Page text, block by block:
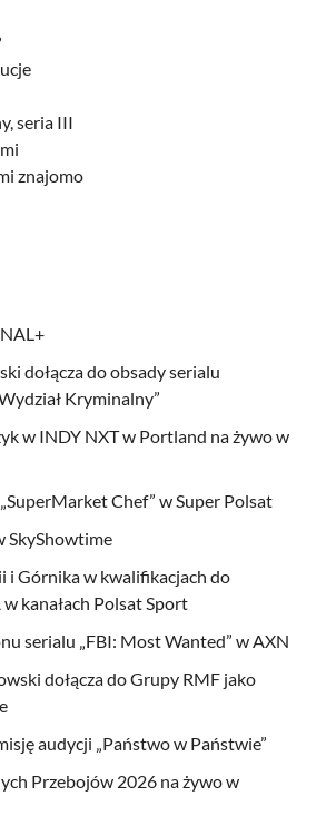
seria III
znajomo
dołącza do obsady serialu
Kryminalny”
w INDY NXT w Portland na żywo w
Chef” w Super Polsat
SkyShowtime
i Górnika w kwalifikacjach do
kanałach Polsat Sport
serialu „FBI: Most Wanted” w AXN
dołącza do Grupy RMF jako
audycji „Państwo w Państwie”
Przebojów 2026 na żywo w